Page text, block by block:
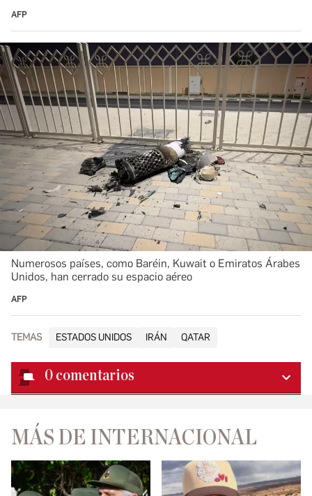
AFP
Numerosos países, como Baréin, Kuwait o Emiratos Árabes
Unidos, han cerrado su espacio aéreo
AFP
TEMAS ESTADOS UNIDOS IRÁN QATAR
0 comentarios
MÁS DE INTERNACIONAL